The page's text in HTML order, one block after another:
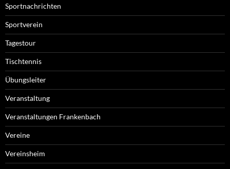
Sportnachrichten
Sportverein
Tagestour
Tischtennis
Übungsleiter
Veranstaltung
Veranstaltungen Frankenbach
Vereine
Vereinsheim